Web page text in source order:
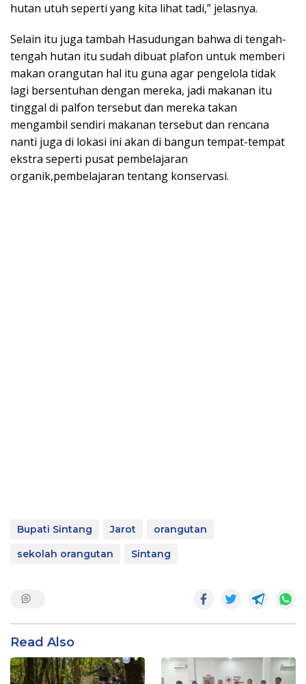
hutan utuh seperti yang kita lihat tadi,” jelasnya.
Selain itu juga tambah Hasudungan bahwa di tengah-
tengah hutan itu sudah dibuat plafon untuk memberi
makan orangutan hal itu guna agar pengelola tidak
lagi bersentuhan dengan mereka, jadi makanan itu
tinggal di palfon tersebut dan mereka takan
mengambil sendiri makanan tersebut dan rencana
nanti juga di lokasi ini akan di bangun tempat-tempat
ekstra seperti pusat pembelajaran
organik,pembelajaran tentang konservasi.
Bupati Sintang Jarot
orangutan
sekolah orangutan
Sintang
Read Also